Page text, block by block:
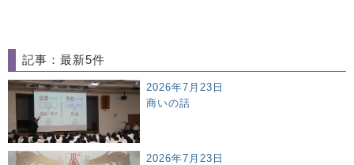
記事：最新5件
2026年7月23日
商いの話
2026年7月23日